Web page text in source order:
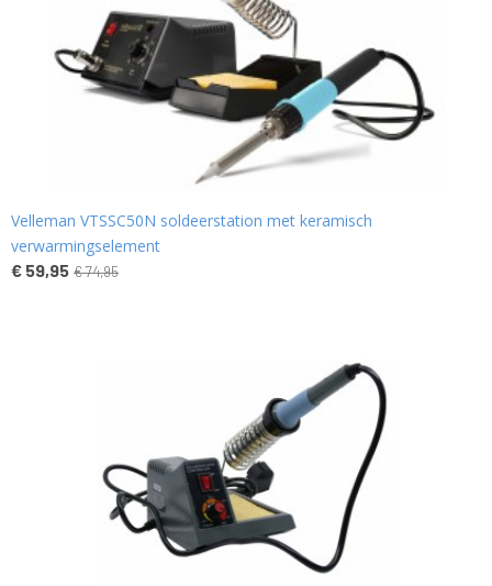
Velleman VTSSC50N soldeerstation met keramisch
verwarmingselement
€ 59,95 € 74,95